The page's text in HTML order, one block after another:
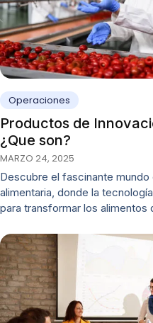
Operaciones
Productos de
¿Que son?
MARZO 24, 2025
Descubre el fascinante mundo
alimentaria, donde la
para transformar los alimentos